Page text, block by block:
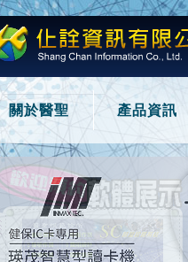
關於醫聖 產品資訊